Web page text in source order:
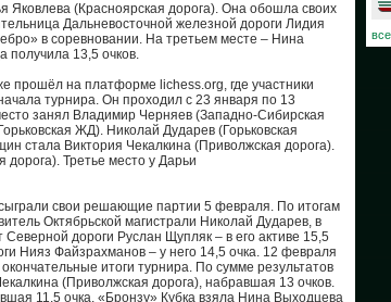
Яковлева (Красноярская дорога). Она обошла своих
Дальневосточной железной дороги Лидия
в соревновании. На третьем месте – Нина
13,5 очков.
на платформе lichess.org, где участники
турнира. Он проходил с 23 января по 13
занял Владимир Черняев (Западно-Сибирская
ЖД). Николай Дударев (Горьковская
стала Виктория Чекалкина (Приволжская дорога).
Третье место у Дарьи
свои решающие партии 5 февраля. По итогам
Октябрьской магистрали Николай Дударев, в
дороги Руслан Щупляк – в его активе 15,5
Нияз Файзрахманов – у него 14,5 очка. 12 февраля
итоги турнира. По сумме результатов
(Приволжская дорога), набравшая 13 очков.
11,5 очка. «Бронзу» Кубка взяла Нина Выходцева